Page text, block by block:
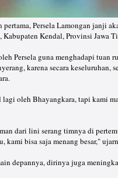
pertama, Persela Lamongan janji
Kendal, Provinsi Jawa
Persela guna menghadapi
karena secara keseluruhan,
oleh Bhayangkara, tapi kami
dari lini serang timnya di
kami bisa saja menang besar,"
depannya, dirinya juga